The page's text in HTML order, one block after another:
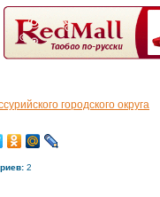
городского округа
2